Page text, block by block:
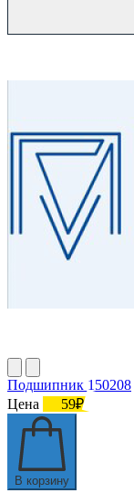
Подшипник 150208
Цена
59₽
В корзину